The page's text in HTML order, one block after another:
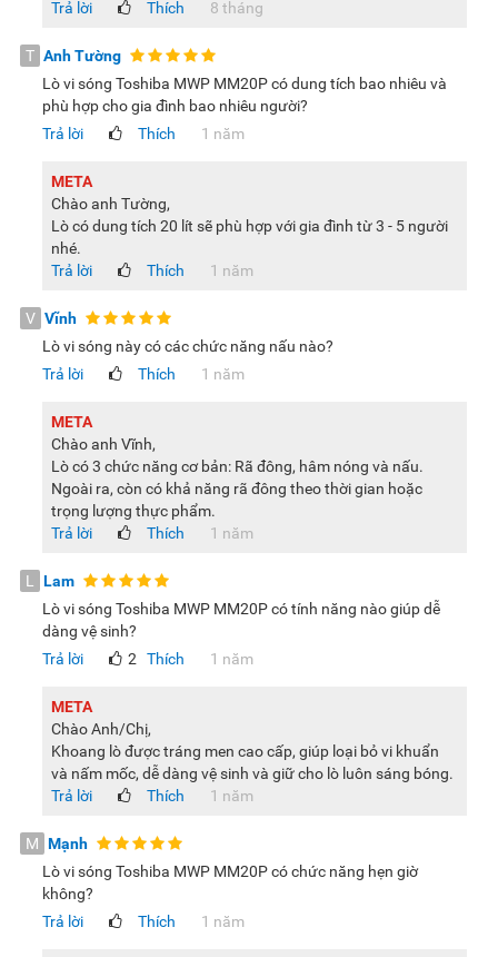
Lưu ý:Hình ảnh sản phẩm chỉ có tính chất minh họa, chi tiết
sản phẩm, màu sắc có thể thay đổi tùy theo sản phẩm thực
Trả lời Thích 8 tháng
T Anh Tường
Lò vi sóng Toshiba MWP MM20P có dung tích bao nhiêu và
phù hợp cho gia đình bao nhiêu người?
Trả lời
Thích 1 năm
META
Chào anh Tường,
Lò có dung tích 20 lít sẽ phù hợp với gia đình từ 3 - 5 người
nhé.
Trả lời
Thích 1 năm
V Vĩnh
Lò vi sóng này có các chức năng nấu nào?
Trả lời
Thích 1 năm
META
Chào anh Vĩnh,
Lò có 3 chức năng cơ bản: Rã đông, hâm nóng và nấu.
Ngoài ra, còn có khả năng rã đông theo thời gian hoặc
trọng lượng thực phẩm.
Trả lời
Thích 1 năm
L
Lam
Lò vi sóng Toshiba MWP MM20P có tính năng nào giúp dễ
dàng vệ sinh?
Trả lời
Thích
2 1 năm
META
Chào Anh/Chị,
Khoang lò được tráng men cao cấp, giúp loại bỏ vi khuẩn
và nấm mốc, dễ dàng vệ sinh và giữ cho lò luôn sáng bóng.
Trả lời
Thích 1 năm
M Mạnh
Lò vi sóng Toshiba MWP MM20P có chức năng hẹn giờ
không?
Trả lời
Thích 1 năm